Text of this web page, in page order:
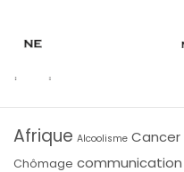
Afrique Alcoolisme Cancer
Chômage communication